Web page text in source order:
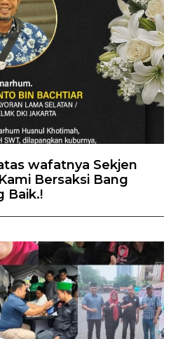
wafatnya Sekjen
Bersaksi Bang
Baik.!